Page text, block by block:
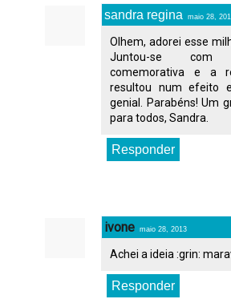
sandra regina maio 28,
Olhem, adorei esse
Juntou-se
comemorativa e a
resultou num efeito
genial. Parabéns! Um
para todos, Sandra.
Responder
ivone maio 28, 2013
Achei a ideia :grin:
Responder